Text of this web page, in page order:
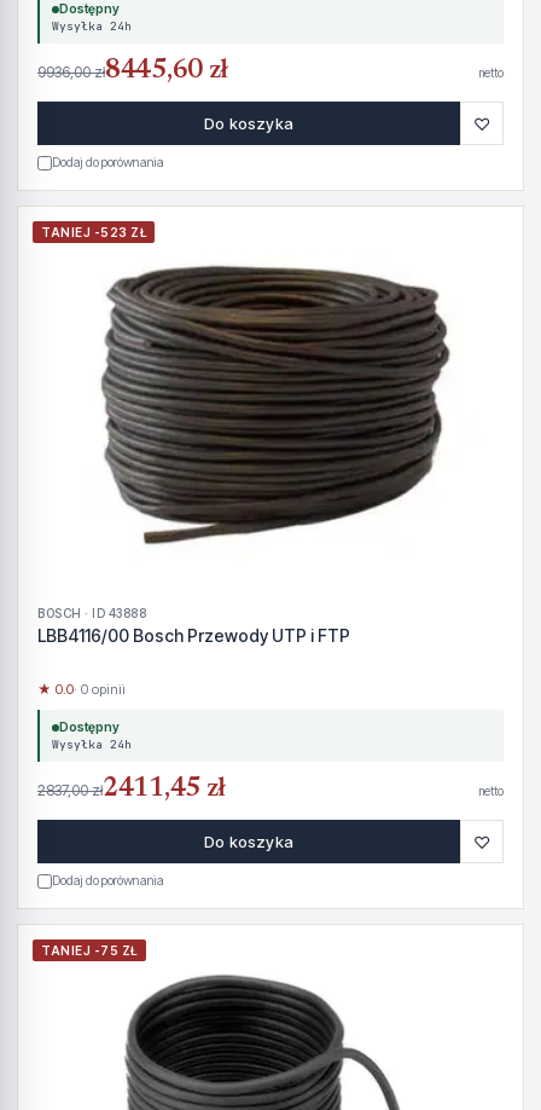
Dostępny
Wysyłka 24h
9936,00 zł8445,60 zł netto
Do koszyka ♡
Dodaj do porównania
TANIEJ -523 ZŁ
BOSCH · ID 43888
LBB4116/00 Bosch Przewody UTP i FTP
★ 0.0· 0 opinii
Dostępny
Wysyłka 24h
2837,00 zł2411,45 zł netto
Do koszyka ♡
Dodaj do porównania
TANIEJ -75 ZŁ